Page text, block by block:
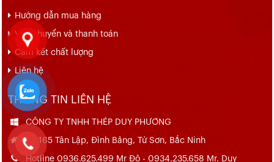
Hướng dẫn mua hàng
Vận chuyển và thanh toán
Cam kết chất lượng
Liên hệ
THÔNG TIN LIÊN HỆ
CÔNG TY TNHH THÉP DUY PHƯƠNG
Số 165 Tân Lập, Đình Bảng, Từ Sơn, Bắc Ninh
Hotline 0936.625.499 Mr Đô - 0934.235.658 Mr. Duy